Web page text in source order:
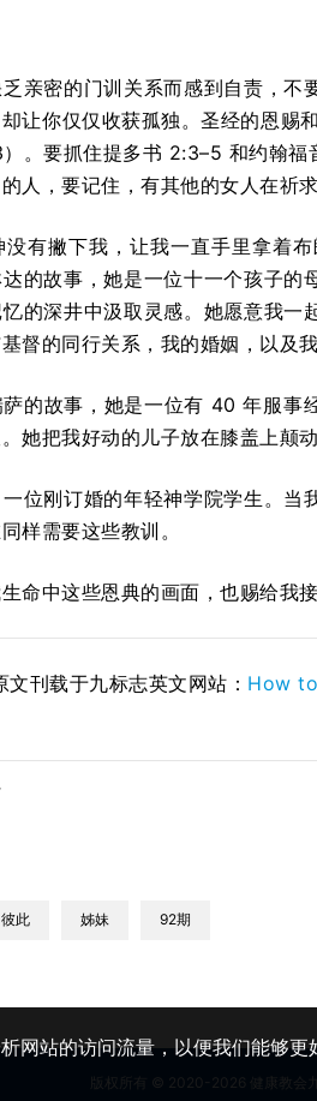
亲密的门训关系而感到自责，
让你仅仅收获孤独。圣经的恩赐
）。要抓住提多书 2:3–5 和约翰
人，要记住，有其他的女人在祈
有撇下我，让我一直手里拿着
的故事，她是一位十一个孩子
的深井中汲取灵感。她愿意我
督的同行关系，我的婚姻，以及
的故事，她是一位有 40 年服事
她把我好动的儿子放在膝盖上颠
位刚订婚的年轻神学院学生。
样需要这些教训。
命中这些恩典的画面，也赐给我
刊载于九标志英文网站： How
彼此 姊妹 92期
版权所有 © 2020-2026 健康教会九
网站的访问流量，以便我们能够